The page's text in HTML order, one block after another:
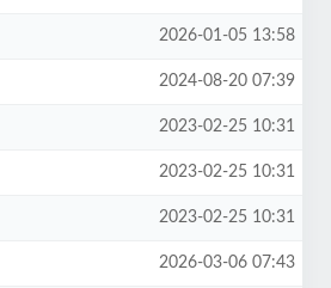
2026-01-05 13:58
2024-08-20 07:39
2023-02-25 10:31
2023-02-25 10:31
2023-02-25 10:31
2026-03-06 07:43